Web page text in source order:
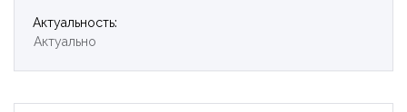
Актуальность:
Актуально